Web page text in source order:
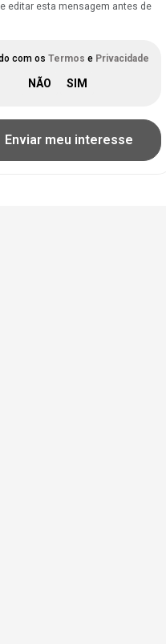
editar esta mensagem antes de
com os Termos e Privacidade
Enviar meu interesse